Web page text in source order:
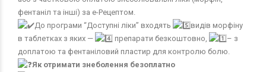
фентаніл та інші) за е-Рецептом.
До програми “Доступні ліки” входять
видів морфіну
в таблетках з яких —
препарати безкоштовно,
– з
доплатою та фентаніловий пластир для контролю болю.
Як отримати знеболення безоплатно